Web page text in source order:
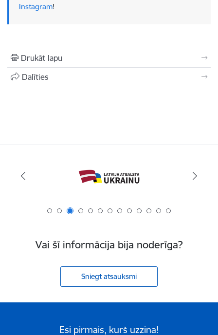
Instagram!
Drukāt lapu
Dalīties
Vai šī informācija bija noderīga?
Sniegt atsauksmi
Esi pirmais, kurš uzzina!